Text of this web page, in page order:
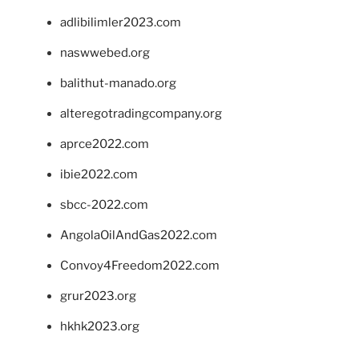
adlibilimler2023.com
naswwebed.org
balithut-manado.org
alteregotradingcompany.org
aprce2022.com
ibie2022.com
sbcc-2022.com
AngolaOilAndGas2022.com
Convoy4Freedom2022.com
grur2023.org
hkhk2023.org